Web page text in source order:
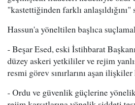
"kastettiğinden farklı anlaşıldığını"
Hassun'a yöneltilen başlıca
- Beşar Esed, eski İstihbarat
düzey askeri yetkililer ve rejim
resmi görev sınırlarını aşan
- Ordu ve güvenlik güçlerine